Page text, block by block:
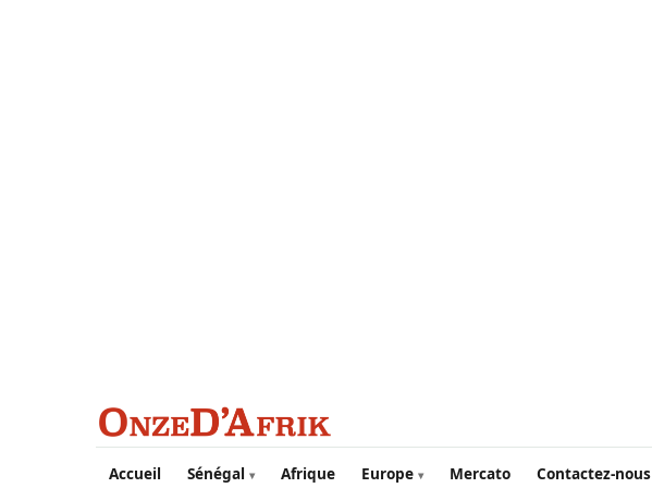
Aller au contenu principal
Accueil Sénégal Afrique Europe Mercato Contactez-nous